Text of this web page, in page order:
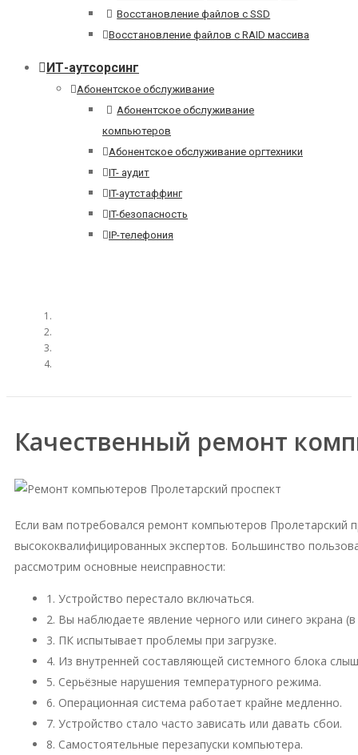
Восстановление файлов с SSD
Восстановление файлов с RAID массива
ИТ-аутсорсинг
Абонентское обслуживание
Абонентское обслуживание
компьютеров
Абонентское обслуживание оргтехники
IT- аудит
IT-аутстаффинг
IT-безопасность
IP-телефония
Качественный ремонт
Если вам потребовался ремонт компьютеров Пролетарский
высококвалифицированных экспертов. Большинство
рассмотрим основные неисправности:
1. Устройство перестало включаться.
2. Вы наблюдаете явление черного или синего экрана
3. ПК испытывает проблемы при загрузке.
4. Из внутренней составляющей системного блока
5. Серьёзные нарушения температурного режима.
6. Операционная система работает крайне медленно.
7. Устройство стало часто зависать или давать сбои.
8. Самостоятельные перезапуски компьютера.